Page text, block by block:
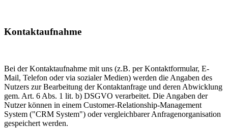
Kontaktaufnahme
Bei der Kontaktaufnahme mit uns (z.B. per Kontaktformular, E-
Mail, Telefon oder via sozialer Medien) werden die Angaben des
Nutzers zur Bearbeitung der Kontaktanfrage und deren Abwicklung
gem. Art. 6 Abs. 1 lit. b) DSGVO verarbeitet. Die Angaben der
Nutzer können in einem Customer-Relationship-Management
System ("CRM System") oder vergleichbarer Anfragenorganisation
gespeichert werden.